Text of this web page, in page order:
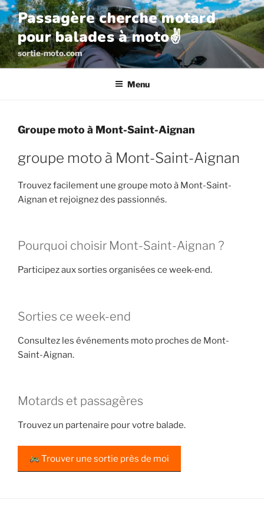
Aller
au
contenu
principal
Passagère cherche motard
pour balades à moto✌️
sortie-moto.com
Menu
Groupe moto à Mont-Saint-Aignan
groupe moto à Mont-Saint-Aignan
Trouvez facilement une groupe moto à Mont-Saint-
Aignan et rejoignez des passionnés.
Pourquoi choisir Mont-Saint-Aignan ?
Participez aux sorties organisées ce week-end.
Sorties ce week-end
Consultez les événements moto proches de Mont-
Saint-Aignan.
Motards et passagères
Trouvez un partenaire pour votre balade.
Trouver une sortie près de moi